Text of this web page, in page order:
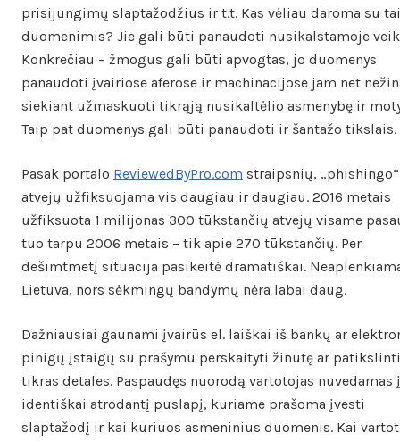
prisijungimų slaptažodžius ir t.t. Kas vėliau daroma su
duomenimis? Jie gali būti panaudoti nusikalstamoje
Konkrečiau – žmogus gali būti apvogtas, jo duomenys
panaudoti įvairiose aferose ir machinacijose jam net
siekiant užmaskuoti tikrąją nusikaltėlio asmenybę ir
Taip pat duomenys gali būti panaudoti ir šantažo tikslais.
Pasak portalo ReviewedByPro.com straipsnių, „phishingo“
atvejų užfiksuojama vis daugiau ir daugiau. 2016 metais
užfiksuota 1 milijonas 300 tūkstančių atvejų visame
tuo tarpu 2006 metais – tik apie 270 tūkstančių. Per
dešimtmetį situacija pasikeitė dramatiškai.
Lietuva, nors sėkmingų bandymų nėra labai daug.
Dažniausiai gaunami įvairūs el. laiškai iš bankų ar
pinigų įstaigų su prašymu perskaityti žinutę ar
tikras detales. Paspaudęs nuorodą vartotojas nuvedamas į
identiškai atrodantį puslapį, kuriame prašoma įvesti
slaptažodį ir kai kuriuos asmeninius duomenis. Kai